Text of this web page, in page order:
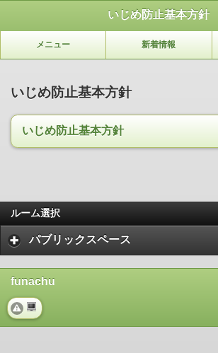
いじめ防止基本方針
メニュー 新着情報
いじめ防止基本方針
いじめ防止基本方針
ルーム選択
パブリックスペース
funachu